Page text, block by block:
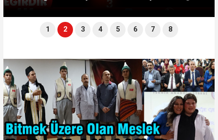
1 2 3 4 5 6 7 8